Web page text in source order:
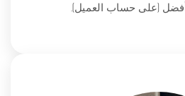
(على حساب العميل).